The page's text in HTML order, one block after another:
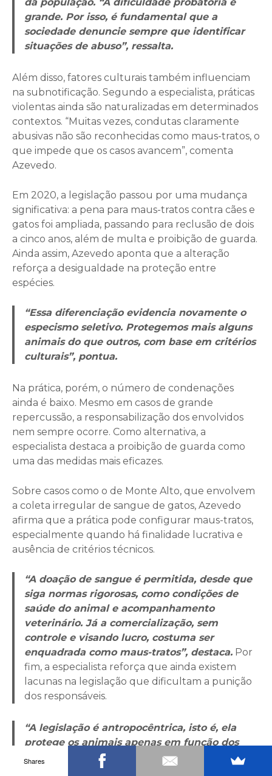
grande. Por isso, é fundamental que a
sociedade denuncie sempre que identificar
situações de abuso”, ressalta.
Além disso, fatores culturais também influenciam
na subnotificação. Segundo a especialista, práticas
violentas ainda são naturalizadas em determinados
contextos. “Muitas vezes, condutas claramente
abusivas não são reconhecidas como maus-tratos, o
que impede que os casos avancem”, comenta
Azevedo.
Em 2020, a legislação passou por uma mudança
significativa: a pena para maus-tratos contra cães e
gatos foi ampliada, passando para reclusão de dois
a cinco anos, além de multa e proibição de guarda.
Ainda assim, Azevedo aponta que a alteração
reforça a desigualdade na proteção entre
espécies.
“Essa diferenciação evidencia novamente o
especismo seletivo. Protegemos mais alguns
animais do que outros, com base em critérios
culturais”, pontua.
Na prática, porém, o número de condenações
ainda é baixo. Mesmo em casos de grande
repercussão, a responsabilização dos envolvidos
nem sempre ocorre. Como alternativa, a
especialista destaca a proibição de guarda como
uma das medidas mais eficazes.
Sobre casos como o de Monte Alto, que envolvem
a coleta irregular de sangue de gatos, Azevedo
afirma que a prática pode configurar maus-tratos,
especialmente quando há finalidade lucrativa e
ausência de critérios técnicos.
“A doação de sangue é permitida, desde que
siga normas rigorosas, como condições de
saúde do animal e acompanhamento
veterinário. Já a comercialização, sem
controle e visando lucro, costuma ser
enquadrada como maus-tratos”, destaca. Por
fim, a especialista reforça que ainda existem
lacunas na legislação que dificultam a punição
dos responsáveis.
“A legislação é antropocêntrica, isto é, ela
protege os animais apenas em função dos
interesses humanos”, conclui Azevedo.
Shares